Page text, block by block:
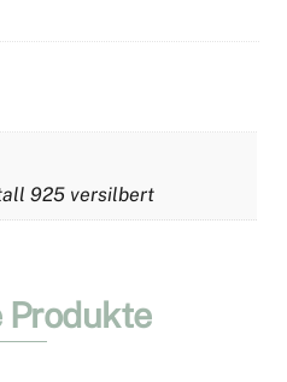
925 versilbert
Produkte